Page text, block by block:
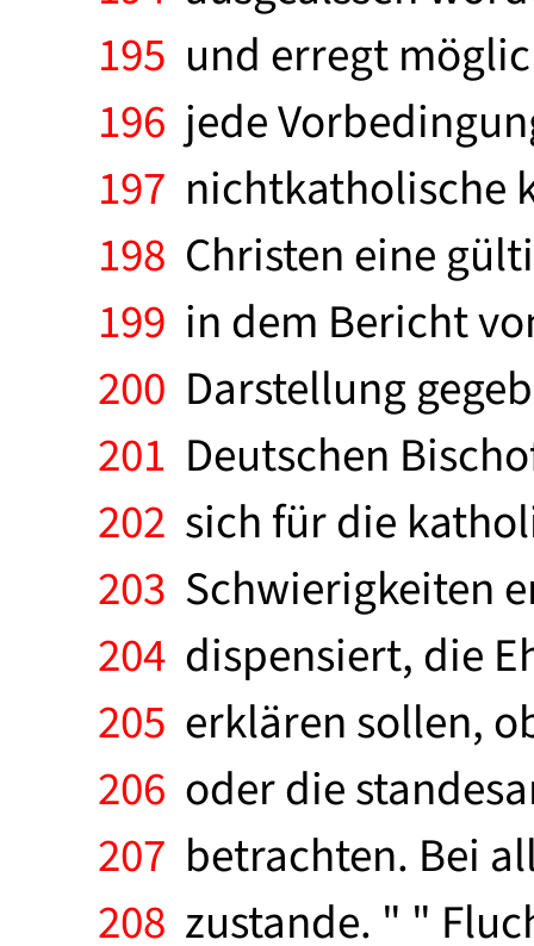
195 und erregt
196 jede
197 nichtkatholische
198 Christen eine
199 in dem Bericht
200 Darstellung
201 Deutschen
202 sich für die
203 Schwierigkeiten
204 dispensiert, die
205 erklären sollen,
206 oder die
207 betrachten. Bei
208 zustande. " "